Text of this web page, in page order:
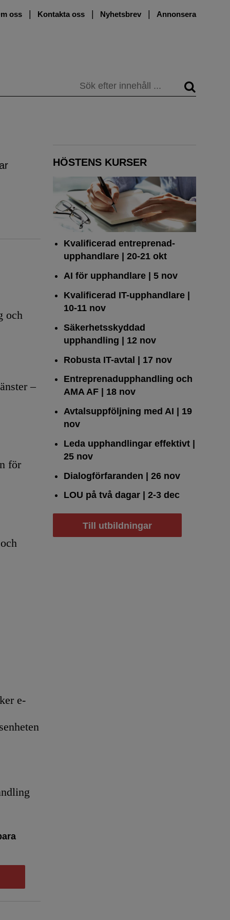
oss Kontakta oss Nyhetsbrev Annonsera
Sök
och
–
för
e-
HÖSTENS KURSER
Kvalificerad entreprenad­
upphandlare
| 20-21 okt
AI för upphandlare | 5 nov
Kvalificerad IT-upphandlare |
10-11 nov
Säkerhetsskyddad
upphandling | 12 nov
Robusta IT-avtal | 17 nov
Entreprenadupphandling och
AMA AF | 18 nov
Avtalsuppföljning med AI | 19
nov
Leda upphandlingar effektivt |
25 nov
Dialogförfaranden | 26 nov
LOU på två dagar | 2-3 dec
Till utbildningar